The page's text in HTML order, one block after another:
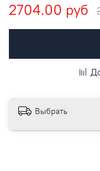
2704.00 руб
Выбрать